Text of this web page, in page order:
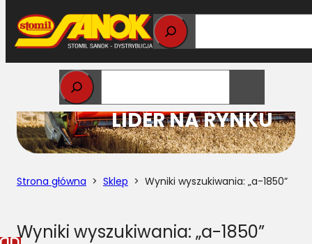
Przejdź
do
treści
STOMIL
LIDER NA RYNKU
Strona główna > Sklep > Wyniki wyszukiwania: „a-1850”
Wyniki wyszukiwania: „a-1850”